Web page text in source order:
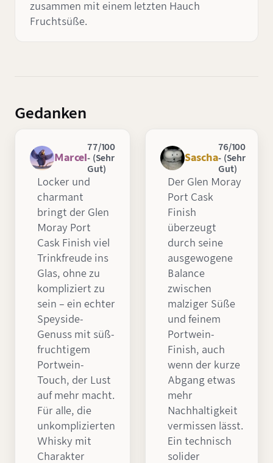
zusammen mit einem letzten Hauch
Fruchtsüße.
Gedanken
Marcel
77/100
- (Sehr
Gut)
Locker und
charmant
bringt der Glen
Moray Port
Cask Finish viel
Trinkfreude ins
Glas, ohne zu
kompliziert zu
sein – ein echter
Speyside-
Genuss mit süß-
fruchtigem
Portwein-
Touch, der Lust
auf mehr macht.
Für alle, die
unkomplizierten
Whisky mit
Charakter
Sascha
76/100
- (Sehr
Gut)
Der Glen Moray
Port Cask
Finish
überzeugt
durch seine
ausgewogene
Balance
zwischen
malziger Süße
und feinem
Portwein-
Finish, auch
wenn der kurze
Abgang etwas
mehr
Nachhaltigkeit
vermissen lässt.
Ein technisch
solider